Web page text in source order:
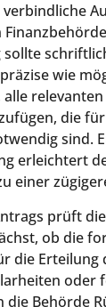
wie
alle
die
sind.
erleichtert
einer
prüft die
ob die
die Erteilung
oder
Behörde